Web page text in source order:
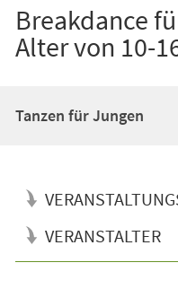
Breakdance
Alter von 10-
Tanzen für Jungen
VERANSTALTER